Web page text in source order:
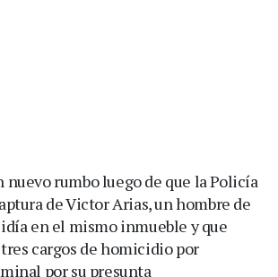
nuevo rumbo luego de que la Policía
de Victor Arias, un hombre de
en el mismo inmueble y que
cargos de homicidio por
por su presunta